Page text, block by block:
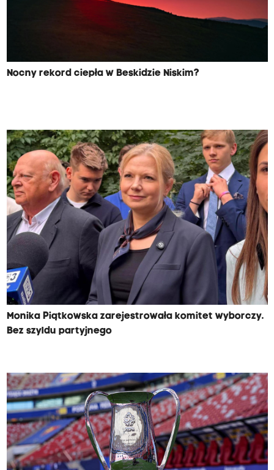
Nocny rekord ciepła w Beskidzie Niskim?
Monika Piątkowska zarejestrowała komitet wyborczy.
Bez szyldu partyjnego